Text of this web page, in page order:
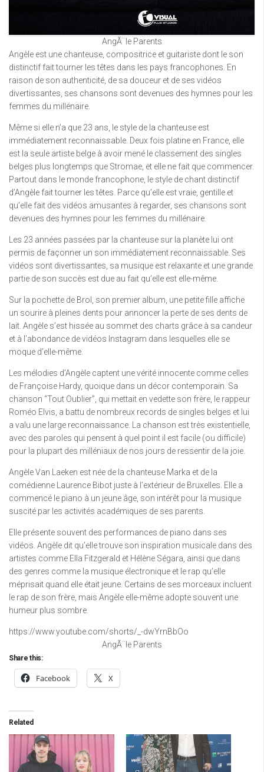
AngÃ¨le Parents
Angèle est une chanteuse, compositrice et guitariste dont le son
distinctif fait tourner les têtes dans les pays francophones. En
raison de son authenticité, de sa douceur et de ses vidéos
divertissantes, ses chansons sont devenues des hymnes pour les
femmes du millénaire.
Même si elle n’a que 23 ans, le style de la chanteuse est
immédiatement reconnaissable. Deux fois platine en France, elle
est la seule artiste belge à avoir mené le classement des singles
belges plus longtemps que Stromae, et elle ne fait que commencer.
Partout dans le monde francophone, le style de chant distinctif
d’Angèle fait tourner les têtes. Parce qu’elle est vraie, gentille et
qu’elle fait des vidéos amusantes à regarder, ses chansons sont
devenues des hymnes pour les femmes du millénaire.
Les 23 années passées par la chanteuse sur la planète lui ont
permis de façonner un son immédiatement reconnaissable. Ses
vidéos sont divertissantes, sa musique est relaxante et une grande
partie de son succès est due au fait qu’elle est elle-même.
Sur la pochette de Brol, son premier album, une petite fille affiche
un sourire à pleines dents pour annoncer la perte de ses dents de
lait. Angèle s’est hissée au sommet des charts grâce à sa candeur
et à l’abondance de vidéos Instagram dans lesquelles elle se
moque d’elle-même.
Les mélodies d’Angèle captent une vérité innocente comme celles
de Françoise Hardy, quoique dans un décor contemporain. Sa
chanson “Tout Oublier”, qui mettait en vedette son frère, le rappeur
Roméo Elvis, a battu de nombreux records de singles belges et lui
a valu une large reconnaissance. La chanson est très existentielle,
avec des paroles qui pensent à quel point il est facile (ou difficile)
pour la plupart des milléniaux de nos jours de ressentir de la joie.
Angèle Van Laeken est née de la chanteuse Marka et de la
comédienne Laurence Bibot juste à l’extérieur de Bruxelles. Elle a
commencé le piano à un jeune âge, son intérêt pour la musique
suscité par les activités académiques de ses parents.
Elle présente souvent des performances de piano dans ses
vidéos. Angèle dit qu’elle trouve son inspiration musicale dans des
artistes comme Ella Fitzgerald et Hélène Ségara, ainsi que dans
des genres comme la musique électronique et le rap qu’elle
méprisait quand elle était jeune. Certains de ses morceaux incluent
le rap de son frère, mais Angèle elle-même adopte souvent une
humeur plus sombre.
https://www.youtube.com/shorts/_-dwYrnBbOo
AngÃ¨le Parents
Share this:
Facebook X
Related